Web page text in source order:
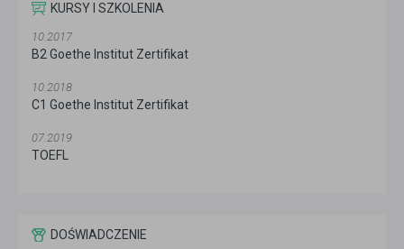
KURSY I SZKOLENIA
10.2017
B2 Goethe Institut Zertifikat
10.2018
C1 Goethe Institut Zertifikat
07.2019
TOEFL
DOŚWIADCZENIE